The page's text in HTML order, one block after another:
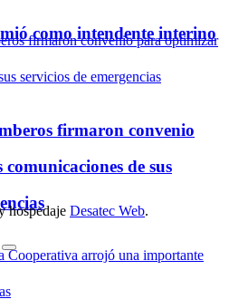
firmaron convenio
de sus
como intendente interino
hospedaje Desatec Web.